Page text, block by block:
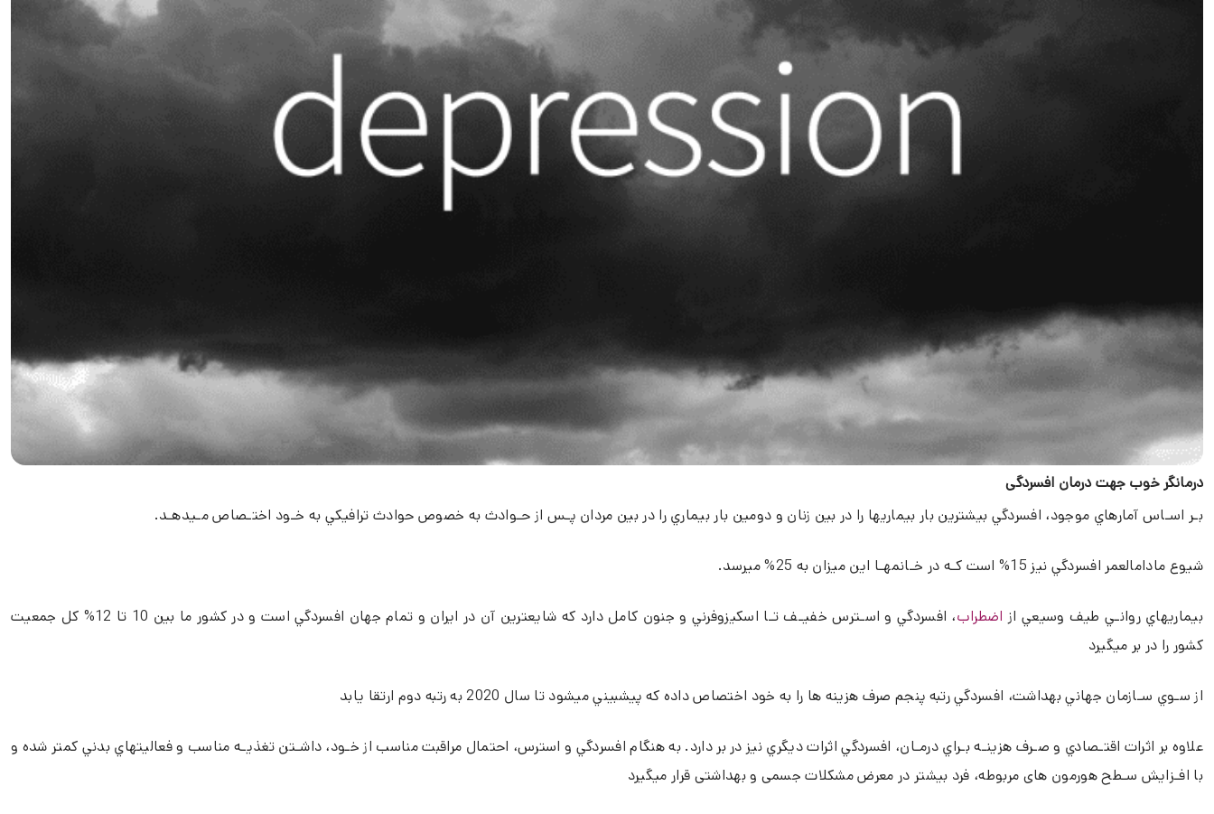
درمانگر خوب جهت درمان افسردگی
بـر اسـاس آمارهاي موجود، افسردگي بيشترين بار بيماريها را در بين زنان و دومين بار بيماري را در بين مردان پـس از حـوادث به خصوص حوادث ترافيكي به خـود اختـصاص مـيدهـد.
شيوع مادامالعمر افسردگي نيز 15% است كـه در خـانمهـا اين ميزان به 25% ميرسد.
بيماريهاي روانـي طيف وسيعي از اضطراب
، افسردگي و اسـترس خفيـف تـا اسكيزوفرني و جنون كامل دارد كه شايعترين آن در ايران و تمام جهان افسردگي است و در كشور ما بين 10 تا 12% كل جمعيت
كشور را در بر ميگيرد
از سـوي سـازمان جهاني بهداشت، افسردگي رتبه پنجم صرف هزينه ها را به خود اختصاص داده كه پيشبيني ميشود تا سال 2020 به رتبه دوم ارتقا يابد
علاوه بر اثرات اقتـصادي و صـرف هزينـه بـراي درمـان، افسردگي اثرات ديگري نيز در بر دارد. به هنگام افسردگي و استرس، احتمال مراقبت مناسب از خـود، داشـتن تغذيـه مناسب و فعاليتهاي بدني كمتر شده و
با افـزايش سـطح هورمون های مربوطه، فرد بیشتر در معرض مشکلات جسمی و بهداشتی قرار میگیرد